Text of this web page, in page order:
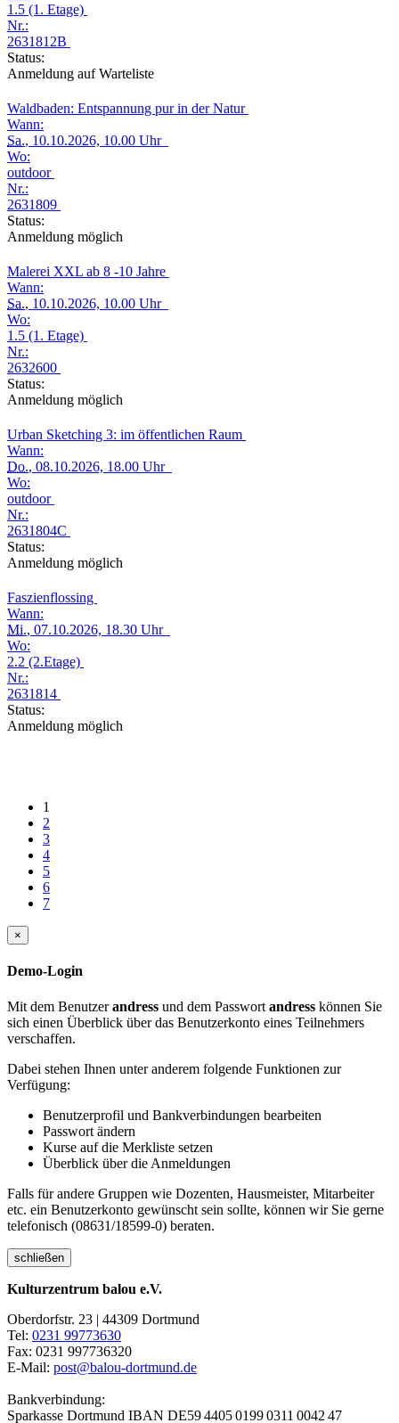
1.5 (1. Etage)
Nr.:
2631812B
Status:
Anmeldung auf Warteliste
Waldbaden: Entspannung pur in der Natur
Wann:
Sa., 10.10.2026, 10.00 Uhr
Wo:
outdoor
Nr.:
2631809
Status:
Anmeldung möglich
Malerei XXL ab 8 -10 Jahre
Wann:
Sa., 10.10.2026, 10.00 Uhr
Wo:
1.5 (1. Etage)
Nr.:
2632600
Status:
Anmeldung möglich
Urban Sketching 3: im öffentlichen Raum
Wann:
Do., 08.10.2026, 18.00 Uhr
Wo:
outdoor
Nr.:
2631804C
Status:
Anmeldung möglich
Faszienflossing
Wann:
Mi., 07.10.2026, 18.30 Uhr
Wo:
2.2 (2.Etage)
Nr.:
2631814
Status:
Anmeldung möglich
1
2
3
4
5
6
7
×
Demo-Login
Mit dem Benutzerandress und dem Passwort andress können Sie
sich einen Überblick über das Benutzerkonto eines Teilnehmers
verschaffen.
Dabei stehen Ihnen unter anderem folgende Funktionen zur
Verfügung:
Benutzerprofil und Bankverbindungen bearbeiten
Passwort ändern
Kurse auf die Merkliste setzen
Überblick über die Anmeldungen
Falls für andere Gruppen wie Dozenten, Hausmeister, Mitarbeiter
etc. ein Benutzerkonto gewünscht sein sollte, können wir Sie gerne
telefonisch (08631/18599-0) beraten.
schließen
Kulturzentrum balou e.V.
Oberdorfstr. 23 | 44309 Dortmund
Tel: 0231 99773630
Fax: 0231 997736320
E-Mail: post@balou-dortmund.de
Bankverbindung:
Sparkasse Dortmund IBAN DE59 4405 0199 0311 0042 47